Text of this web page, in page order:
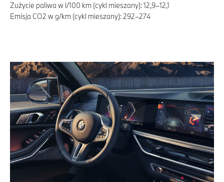
Zużycie paliwa w l/100 km (cykl mieszany): 12,9–12,1
Emisja CO2 w g/km (cykl mieszany): 292–274